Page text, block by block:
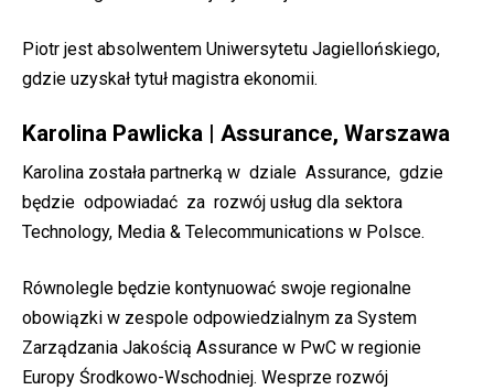
Piotr jest absolwentem Uniwersytetu Jagiellońskiego,
gdzie uzyskał tytuł magistra ekonomii.
Karolina Pawlicka | Assurance, Warszawa
Karolina została partnerką w dziale Assurance, gdzie
będzie odpowiadać za rozwój usług dla sektora
Technology, Media & Telecommunications w Polsce.
Równolegle będzie kontynuować swoje regionalne
obowiązki w zespole odpowiedzialnym za System
Zarządzania Jakością Assurance w PwC w regionie
Europy Środkowo-Wschodniej. Wesprze rozwój